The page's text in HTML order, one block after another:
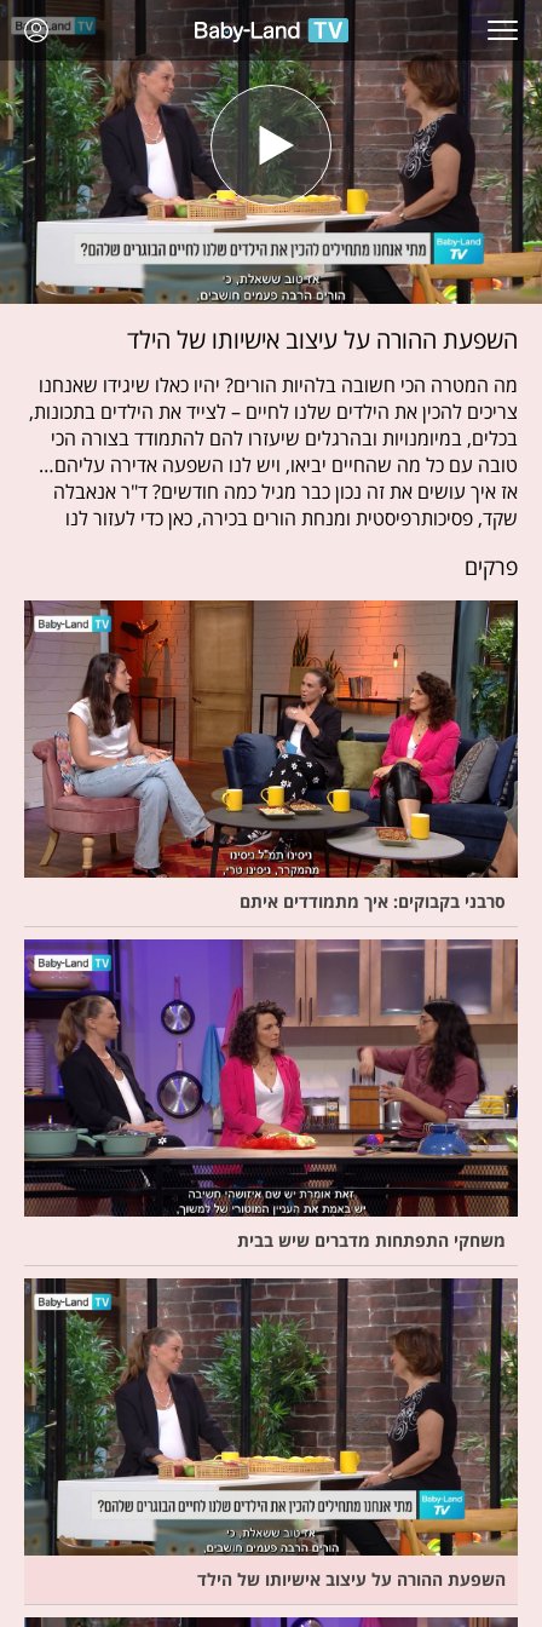
השפעת ההורה על עיצוב אישיותו של הילד
מה המטרה הכי חשובה בלהיות הורים? יהיו כאלו שיגידו שאנחנו
צריכים להכין את הילדים שלנו לחיים – לצייד את הילדים בתכונות,
בכלים, במיומנויות ובהרגלים שיעזרו להם להתמודד בצורה הכי
טובה עם כל מה שהחיים יביאו, ויש לנו השפעה אדירה עליהם…
אז איך עושים את זה נכון כבר מגיל כמה חודשים? ד"ר אנאבלה
שקד, פסיכותרפיסטית ומנחת הורים בכירה, כאן כדי לעזור לנו
פרקים
סרבני בקבוקים: איך מתמודדים איתם
משחקי התפתחות מדברים שיש בבית
השפעת ההורה על עיצוב אישיותו של הילד